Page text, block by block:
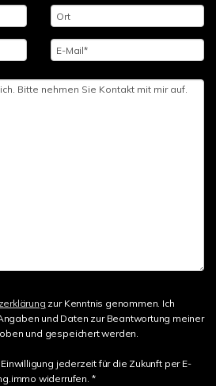
zur Kenntnis genommen. Ich
und Daten zur Beantwortung meiner
und gespeichert werden.
jederzeit für die Zukunft per E-
widerrufen. *